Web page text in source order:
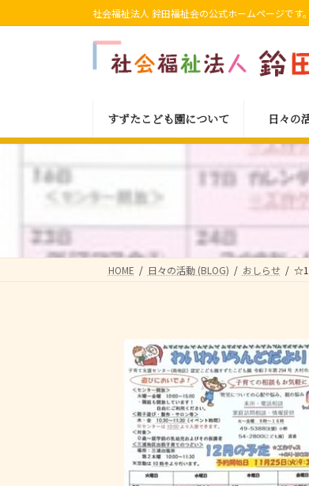
ン
キ
ビ
に
社会福祉法人 鈴田福祉会の公式ホームページです
すずたこども園について 日々の
HOME 日々の活動 (BLOG) おしらせ